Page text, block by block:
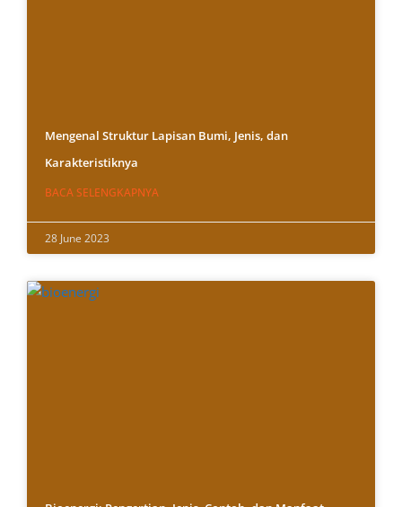
Mengenal Struktur Lapisan Bumi, Jenis, dan
Karakteristiknya
BACA SELENGKAPNYA
28 June 2023